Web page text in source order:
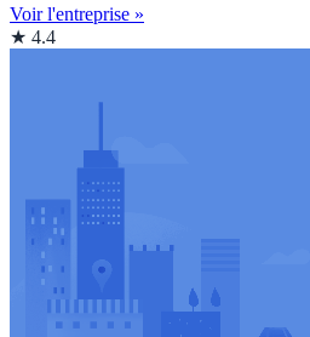
Voir l'entreprise »
★ 4.4